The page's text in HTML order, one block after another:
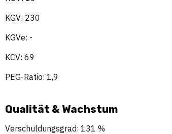
KGV: 230
KGVe: -
KCV: 69
PEG-Ratio: 1,9
Qualität & Wachstum
Verschuldungsgrad: 131 %